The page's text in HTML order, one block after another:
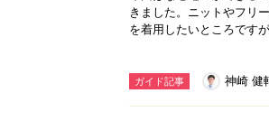
きました。ニットやフリ
を着用したいところです
ガイド記事 神崎 健